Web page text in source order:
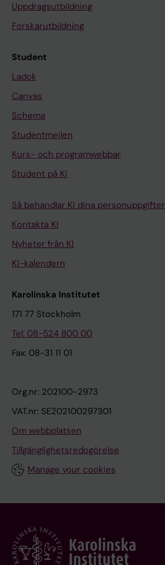
Uppdragsutbildning
Forskarutbildning
Student
Ladok
Canvas
Schema
Studentmejlen
Kurs- och programwebbar
Student på KI
Så behandlar KI dina personuppgifter
Kontakta KI
Nyheter från KI
KI-kalendern
Karolinska Institutet
171 77 Stockholm
Tel: 08-524 800 00
Fax: 08-31 11 01
Org.nr: 202100-2973
VAT.nr: SE202100297301
Om webbplatsen
Tillgänglighetsredogörelse
Manage your cookies